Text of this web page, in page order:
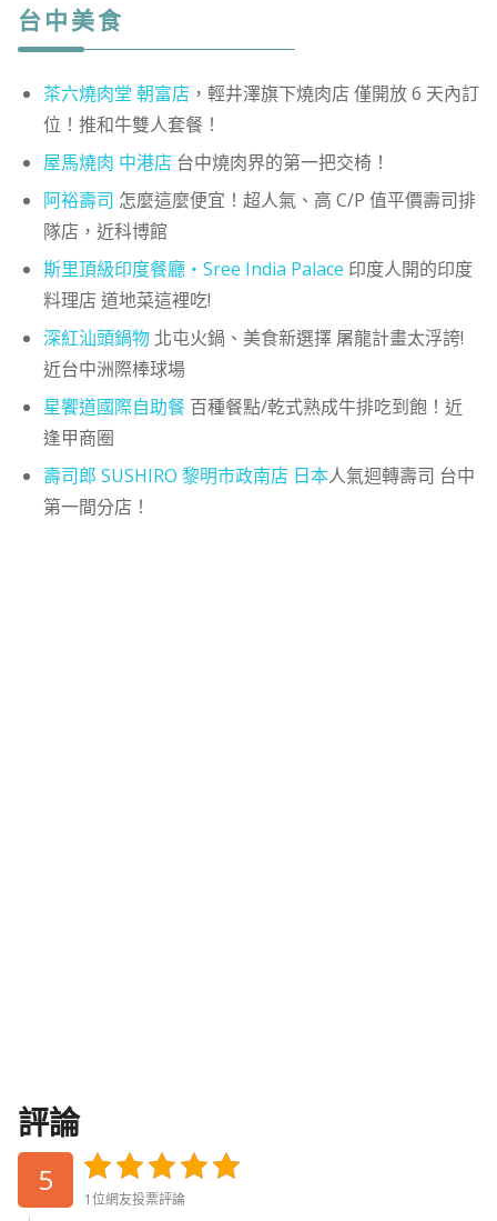
台中美食
茶六燒肉堂 朝富店，輕井澤旗下燒肉店 僅開放 6 天內訂
位！推和牛雙人套餐！
屋馬燒肉 中港店台中燒肉界的第一把交椅！
阿裕壽司 怎麼這麼便宜！超人氣、高 C/P 值平價壽司排
隊店，近科博館
斯里頂級印度餐廳‧Sree India Palace 印度人開的印度
料理店 道地菜這裡吃!
深紅汕頭鍋物北屯火鍋、美食新選擇 屠龍計畫太浮誇!
近台中洲際棒球場
星饗道國際自助餐百種餐點/乾式熟成牛排吃到飽！近
逢甲商圈
壽司郎 SUSHIRO 黎明市政南店 日本人氣迴轉壽司 台中
第一間分店！
評論
5
1位網友投票評論